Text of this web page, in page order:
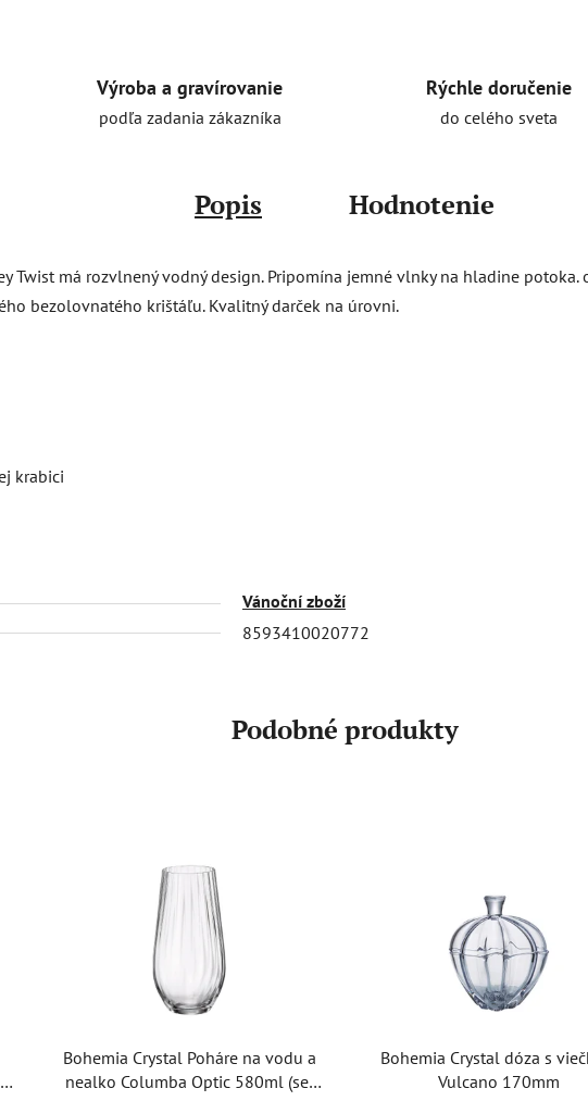
Výroba a gravírovanie
podľa zadania zákazníka
Rýchle doručenie
do celého sveta
Popis Hodnotenie
Twist má rozvlnený vodný design. Pripomína jemné vlnky na hladine
bezolovnatého krištáľu. Kvalitný darček na úrovni.
krabici
Vánoční zboží
8593410020772
Podobné produkty
Bohemia Crystal Poháre na vodu a
nealko Columba Optic 580ml (set
Bohemia Crystal dóza s
Vulcano 170mm